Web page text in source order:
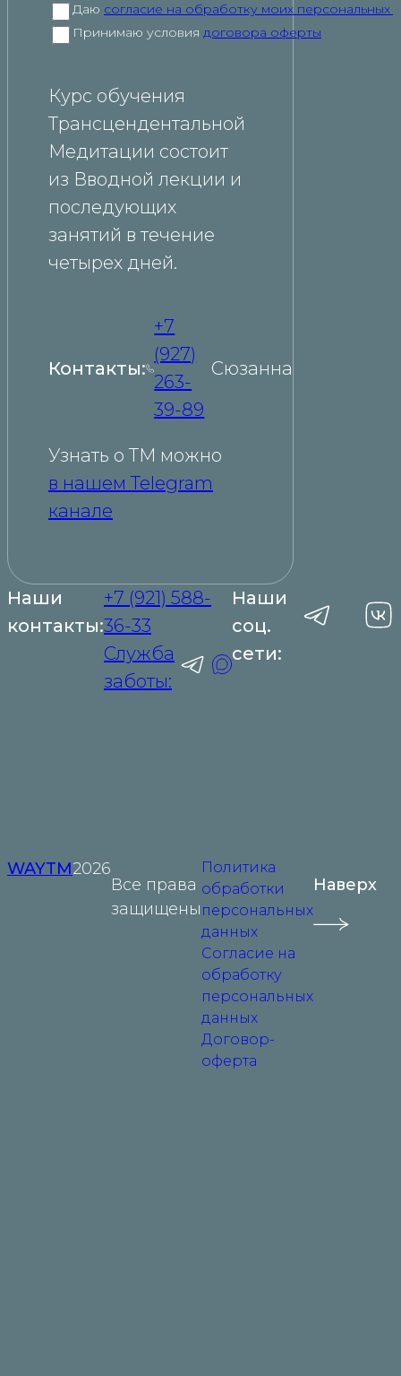
Даю согласие на обработку моих персональных
Принимаю условия договора оферты
Курс обучения
Трансцендентальной
Медитации состоит
из Вводной лекции и
последующих
занятий в течение
четырех дней.
Контакты:
+7
(927)
263-
39-89
Сюзанна
Узнать о ТМ можно
в нашем Telegram
канале
Наши
контакты:
+7 (921) 588-
36-33
Служба
заботы:
Наши
соц.
сети:
WAYTM2026
Все права
защищены
Политика
обработки
персональных
данных
Согласие на
обработку
персональных
данных
Договор-
оферта
Наверх